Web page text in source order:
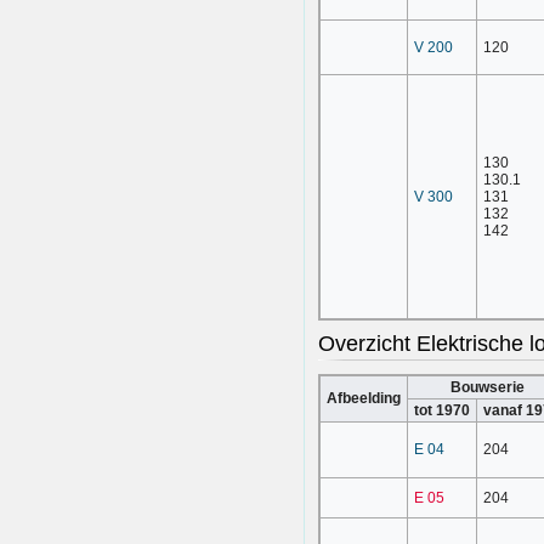
V 200 120
V 300
130
130.1
131
132
142
Overzicht Elektrische
Afbeelding
Bouwserie
tot 1970
vanaf
E 04 204
E 05 204